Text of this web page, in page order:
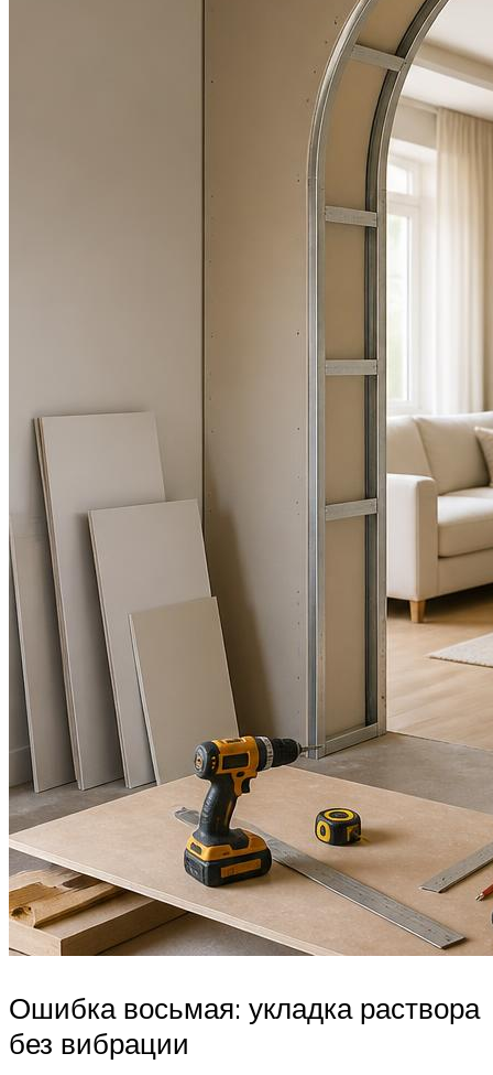
Ошибка восьмая: укладка раствора
без вибрации